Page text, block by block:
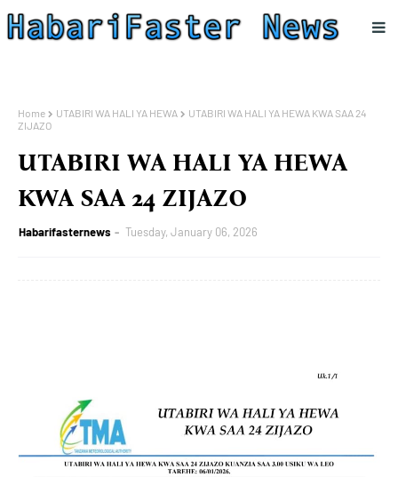
Home UTABIRI WA HALI YA HEWA
UTABIRI WA HALI YA HEWA KWA SAA 24
ZIJAZO
UTABIRI WA HALI YA HEWA
KWA SAA 24 ZIJAZO
Habarifasternews Tuesday, January 06, 2026